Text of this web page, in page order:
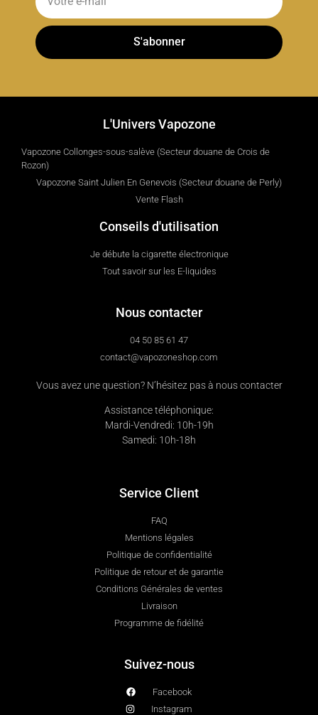
S'abonner
L'Univers Vapozone
Vapozone Collonges-sous-salève (Secteur douane de Crois de
Rozon)
Vapozone Saint Julien En Genevois (Secteur douane de Perly)
Vente Flash
Conseils d'utilisation
Je débute la cigarette électronique
Tout savoir sur les E-liquides
Nous contacter
04 50 85 61 47
contact@vapozoneshop.com
Vous avez une question? N’hésitez pas à nous contacter
Assistance téléphonique:
Mardi-Vendredi: 10h-19h
Samedi: 10h-18h
Service Client
FAQ
Mentions légales
Politique de confidentialité
Politique de retour et de garantie
Conditions Générales de ventes
Livraison
Programme de fidélité
Suivez-nous
Facebook
Instagram